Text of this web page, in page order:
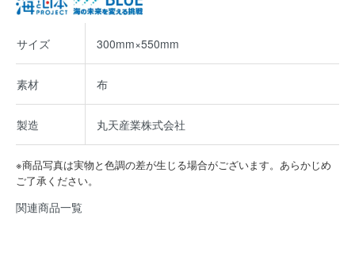
サイズ 300mm×550mm
素材 布
製造 丸天産業株式会社
※商品写真は実物と色調の差が生じる場合がございます。あらかじめ
ご了承ください。
関連商品一覧